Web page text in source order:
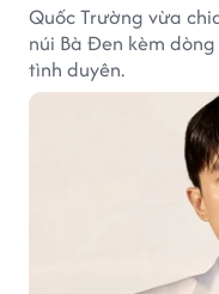
Quốc Trường vừa
núi Bà Đen kèm
tình duyên.